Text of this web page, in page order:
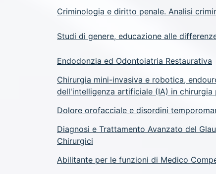
Criminologia e diritto penale. Analisi
Studi di genere, educazione alle
Endodonzia ed Odontoiatria Restaurativa
Chirurgia mini-invasiva e robotica,
dell'intelligenza artificiale (IA) in chirurgia
Dolore orofacciale e disordini
Diagnosi e Trattamento Avanzato del
Chirurgici
Abilitante per le funzioni di Medico